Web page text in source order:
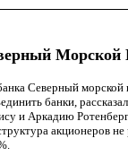
Морской
Северный
банки,
и Аркадию
акционеров